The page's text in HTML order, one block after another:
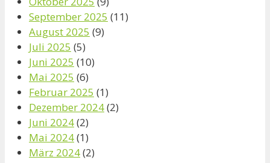
September 2025 (11)
August 2025 (9)
Juli 2025 (5)
Juni 2025 (10)
Mai 2025 (6)
Februar 2025 (1)
Dezember 2024(2)
Juni 2024(2)
Mai 2024(1)
März 2024(2)